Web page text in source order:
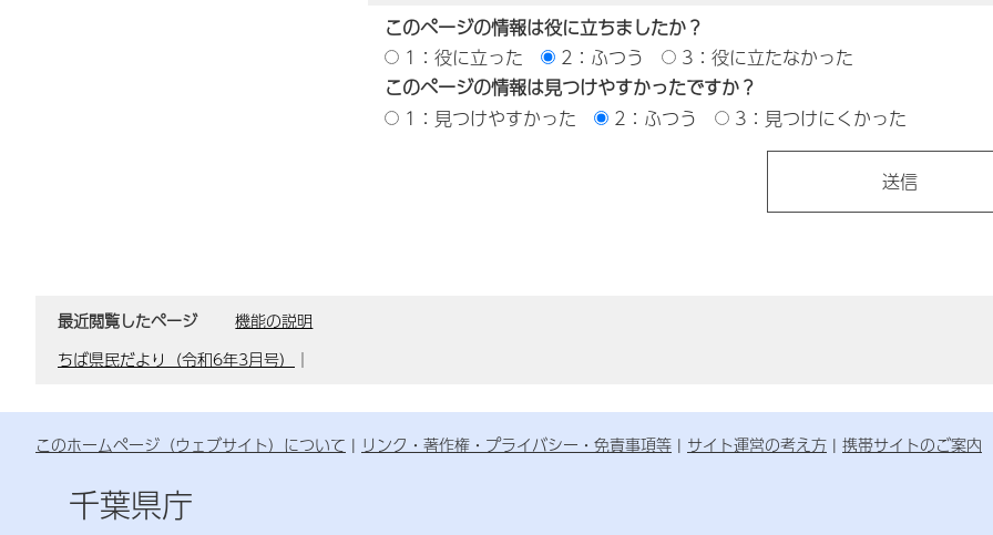
このページの情報は役に立ちましたか？
1：役に立った
2：ふつう
3：役に立たなかった
このページの情報は見つけやすかったですか？
1：見つけやすかった
2：ふつう 3：見つけにくかった
最近閲覧したページ
機能の説明
ちば県民だより（令和6年3月号）
｜
このホームページ（ウェブサイト）について リンク・著作権・プライバシー・免責事項等 サイト運営の考え方 携帯サイトのご案内
千葉県庁